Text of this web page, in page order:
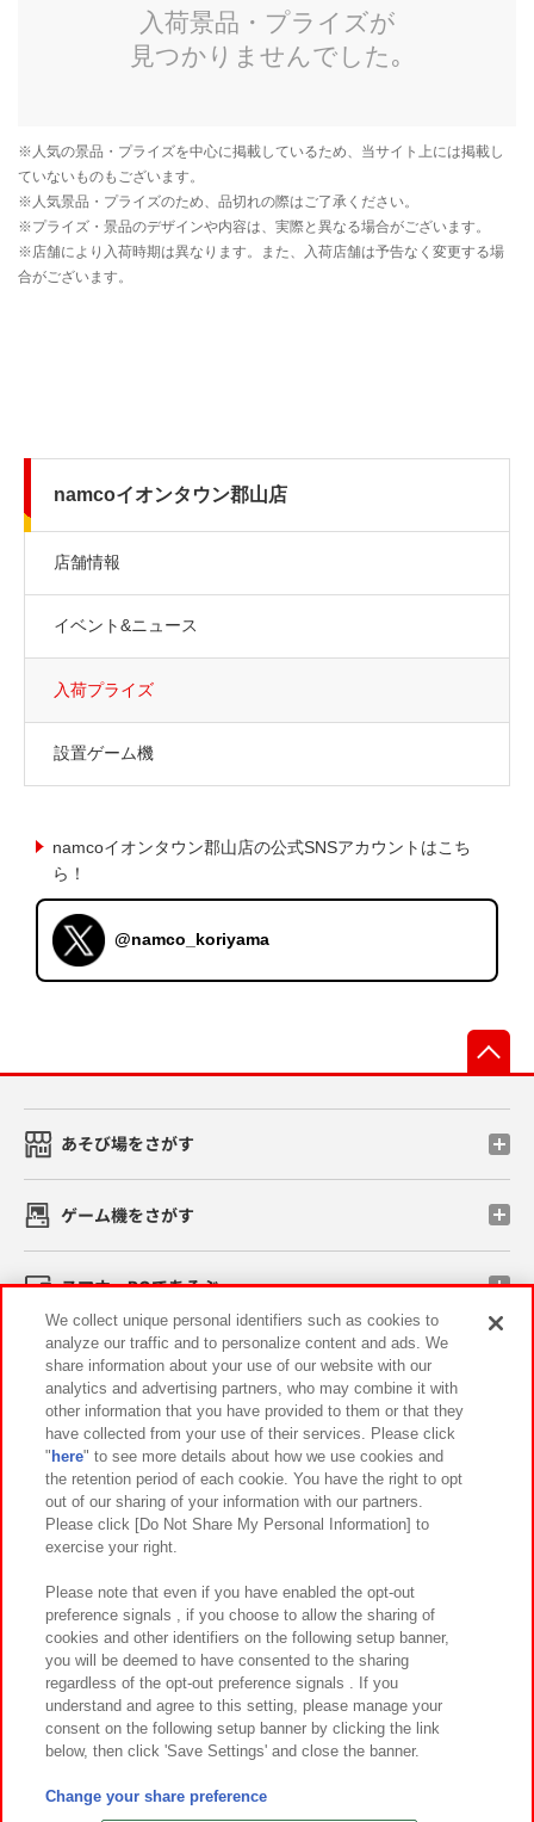
namcoイオンタウン郡山店
店舗情報
イベント&ニュース
入荷プライズ
設置ゲーム機
namcoイオンタウン郡山店の公式SNSアカウントはこち
ら！
@namco_koriyama
あそび場をさがす
ゲーム機をさがす
スマホ・PCであそぶ
イベント・キャンペーン
関連会社 サステナビリティ サイトポリシー
プライバシーポリシー ウェブアクセシビリティ方針と検証結果
お取引先さまとともに
カスタマーハラスメント対応方針 よくあるご質問・お問い合わせ
©Bandai Namco Amusement Inc.
©Bandai Namco Amusement Lab Inc.
We collect unique personal identifiers such as cookies to
analyze our traffic and to personalize content and ads. We
share information about your use of our website with our
analytics and advertising partners, who may combine it with
other information that you have provided to them or that they
have collected from your use of their services. Please click
" here" to see more details about how we use cookies and
the retention period of each cookie. You have the right to opt
out of our sharing of your information with our partners.
Please click [Do Not Share My Personal Information] to
exercise your right.
Please note that even if you have enabled the opt-out
preference signals , if you choose to allow the sharing of
cookies and other identifiers on the following setup banner,
you will be deemed to have consented to the sharing
regardless of the opt-out preference signals . If you
understand and agree to this setting, please manage your
consent on the following setup banner by clicking the link
below, then click 'Save Settings' and close the banner.
Change your share preference